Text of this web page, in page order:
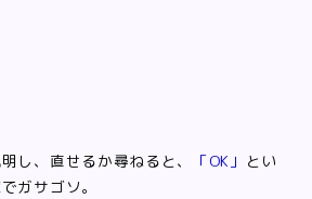
し、直せるか尋ねると、 「OK」 とい
ガサゴソ。